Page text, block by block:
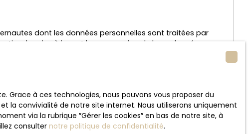
dont les données personnelles sont traitées par
la mise à jour et la suppression de leurs données
inscrire gratuitement sur la liste d'opposition au
Grace à ces technologies, nous pouvons vous proposer du
la convivialité de notre site internet. Nous utiliserons uniquement
via la rubrique ″Gérer les cookies″ en bas de notre site, à
consulter notre politique de confidentialité.